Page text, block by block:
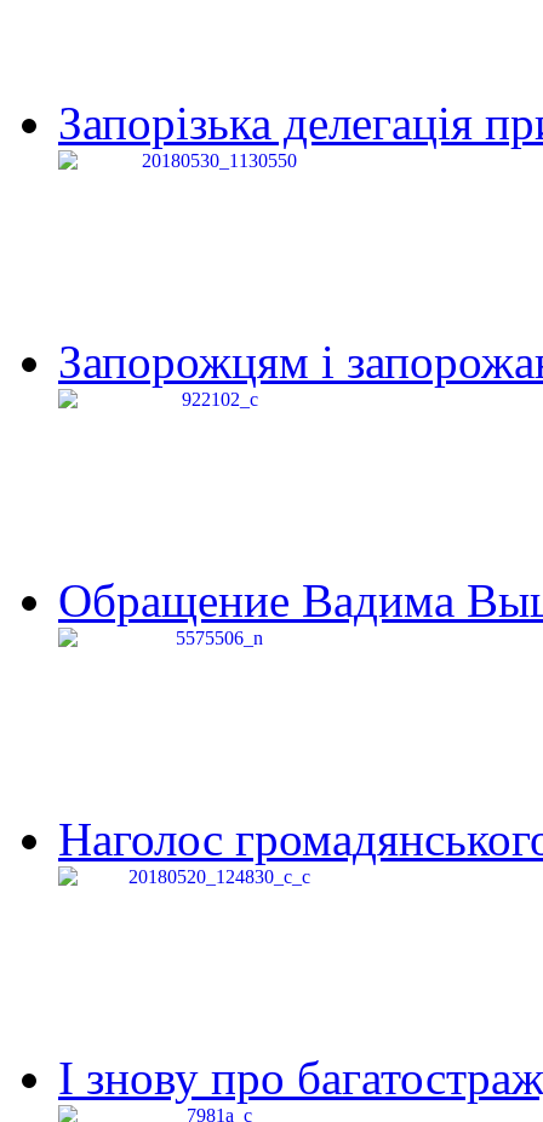
Запорізька делегація
Запорожцям і
Обращение Вадима
Наголос
І знову про